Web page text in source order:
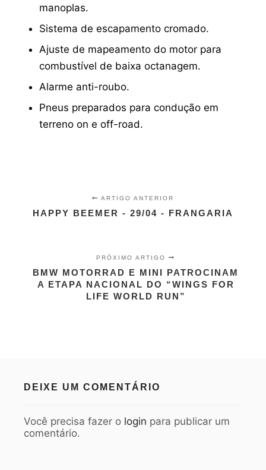
manoplas.
Sistema de escapamento cromado.
Ajuste de mapeamento do motor para
combustível de baixa octanagem.
Alarme anti-roubo.
Pneus preparados para condução em
terreno on e off-road.
ARTIGO ANTERIOR
HAPPY BEEMER - 29/04 - FRANGARIA
PRÓXIMO ARTIGO
BMW MOTORRAD E MINI PATROCINAM
A ETAPA NACIONAL DO “WINGS FOR
LIFE WORLD RUN”
DEIXE UM COMENTÁRIO
Você precisa fazer o login para publicar um
comentário.